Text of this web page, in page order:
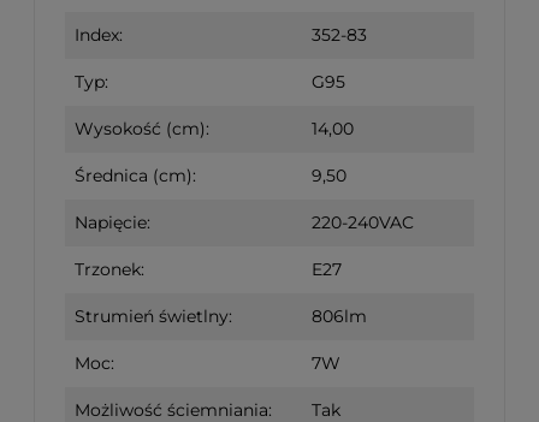
Index: 352-83
Typ: G95
Wysokość (cm): 14,00
Średnica (cm): 9,50
Napięcie: 220-240VAC
Trzonek: E27
Strumień świetlny: 806lm
Moc: 7W
Możliwość ściemniania: Tak